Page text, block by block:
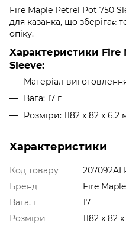
Fire Maple Petrel Pot 750
для казанка, що зберігає
опіку.
Характеристики Fire
Sleeve:
Матеріал
Вага: 17 г
Розміри: 1182 х 82 х 6.2
Характеристики
Код товару
Бренд
Fire Maple
Вага, г
17
Розміри
1182 х 82